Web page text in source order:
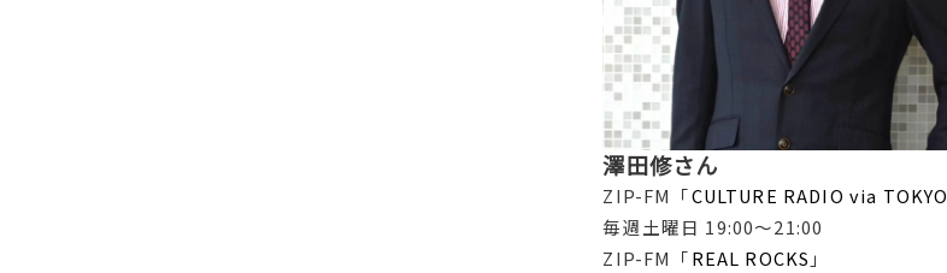
澤田修さん
ZIP-FM「CULTURE RADIO via TOKYO
毎週土曜日 19:00〜21:00
ZIP-FM「REAL ROCKS 」